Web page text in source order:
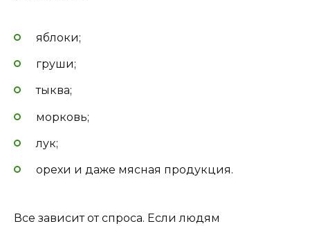
яблоки;
груши;
тыква;
морковь;
лук;
орехи и даже мясная продукция.
Все зависит от спроса. Если людям